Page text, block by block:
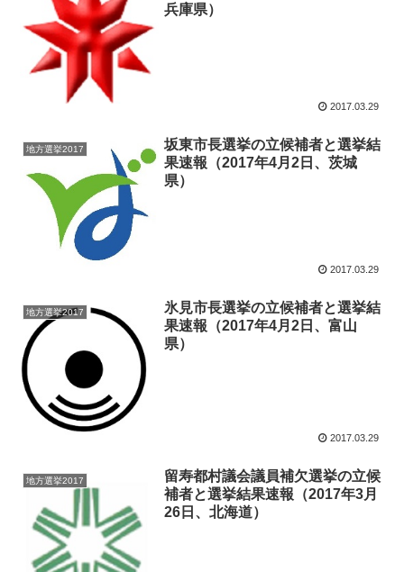
兵庫県）
2017.03.29
地方選挙2017
坂東市長選挙の立候補者と選挙結
果速報（2017年4月2日、茨城
県）
2017.03.29
地方選挙2017
氷見市長選挙の立候補者と選挙結
果速報（2017年4月2日、富山
県）
2017.03.29
地方選挙2017
留寿都村議会議員補欠選挙の立候
補者と選挙結果速報（2017年3月
26日、北海道）